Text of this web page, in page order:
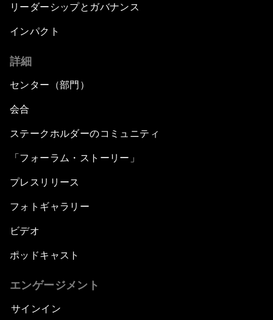
リーダーシップとガバナンス
インパクト
詳細
センター（部門）
会合
ステークホルダーのコミュニティ
「フォーラム・ストーリー」
プレスリリース
フォトギャラリー
ビデオ
ポッドキャスト
エンゲージメント
サインイン